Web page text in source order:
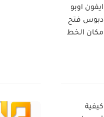
ايفون اوبو
دبوس فتح
مكان الخط
كيفية